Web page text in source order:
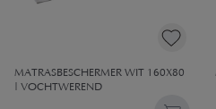
MATRASBESCHERMER WIT 160X80
| VOCHTWEREND